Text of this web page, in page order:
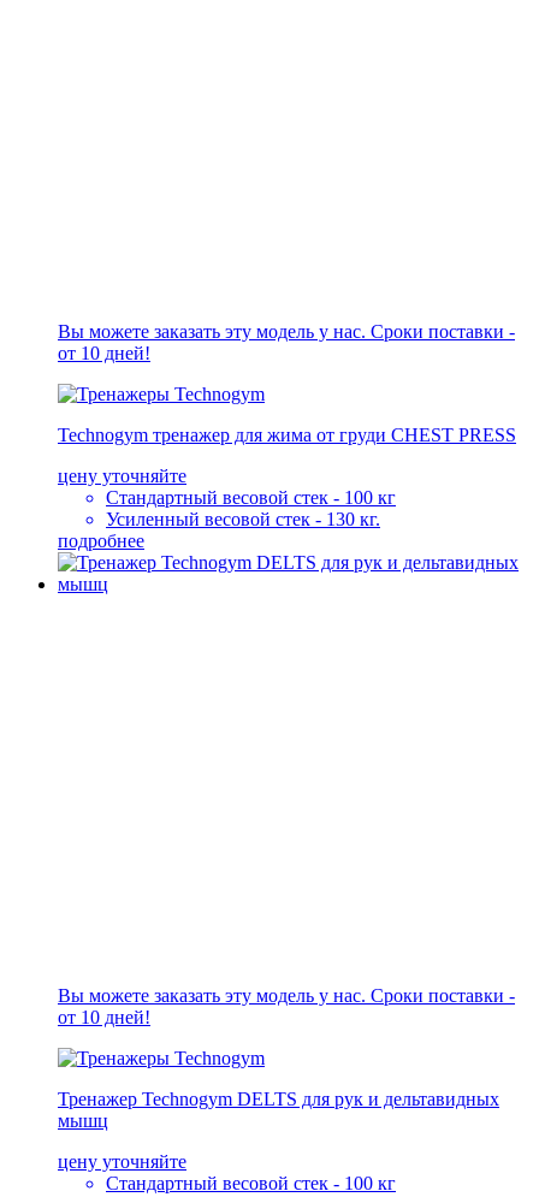
Вы можете заказать эту модель у нас. Сроки поставки -
от 10 дней!
Technogym тренажер для жима от груди CHEST PRESS
цену уточняйте
Стандартный весовой стек - 100 кг
Усиленный весовой стек - 130 кг.
подробнее
Вы можете заказать эту модель у нас. Сроки поставки -
от 10 дней!
Тренажер Technogym DELTS для рук и дельтавидных
мышц
цену уточняйте
Стандартный весовой стек - 100 кг